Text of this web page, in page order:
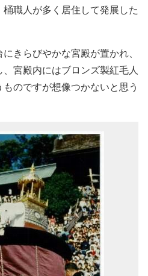
職人が多く居住して発展した
きらびやかな宮殿が置かれ、
宮殿内にはブロンズ製紅毛人
のですが想像つかないと思う